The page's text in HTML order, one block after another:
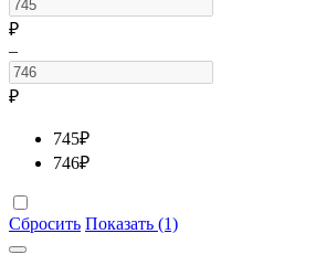
₽
–
₽
745₽
746₽
Сбросить Показать (1)